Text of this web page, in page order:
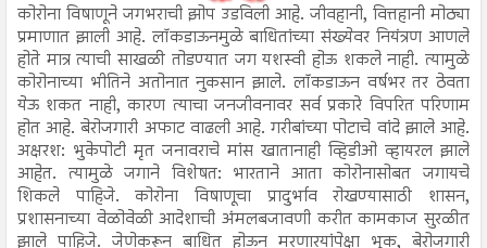
कोरोना विषाणूने जगभराची झोप उडविली आहे. जीवहानी, वित्तहानी मोठ्या
प्रमाणात झाली आहे. लॉकडाऊनमुळे बाधितांच्या संख्येवर नियंत्रण आणले
होते मात्र त्याची साखळी तोडण्यात जग यशस्वी होऊ शकले नाही. त्यामुळे
कोरोनाच्या भीतिने अतोनात नुकसान झाले. लॉकडाऊन वर्षभर तर ठेवता
येऊ शकत नाही, कारण त्याचा जनजीवनावर सर्व प्रकारे विपरित परिणाम
होत आहे. बेरोजगारी अफाट वाढली आहे. गरीबांच्या पोटाचे वांदे झाले आहे.
अक्षरश: भुकेपोटी मृत जनावराचे मांस खातानाही व्हिडीओ व्हायरल झाले
आहेत. त्यामुळे जगाने विशेषत: भारताने आता कोरोनासोबत जगायचे
शिकले पाहिजे. कोरोना विषाणूचा प्रादुर्भाव रोखण्यासाठी शासन,
प्रशासनाच्या वेळोवेळी आदेशाची अंमलबजावणी करीत कामकाज सुरळीत